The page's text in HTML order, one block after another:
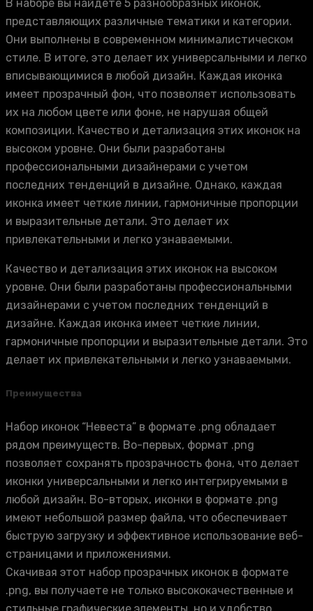
В наборе вы найдете 5 разнообразных иконок,
представляющих различные тематики и категории.
Они выполнены в современном минималистическом
стиле. В итоге, это делает их универсальными и легко
вписывающимися в любой дизайн. Каждая иконка
имеет прозрачный фон, что позволяет использовать
их на любом цвете или фоне, не нарушая общей
композиции. Качество и детализация этих иконок на
высоком уровне. Они были разработаны
профессиональными дизайнерами с учетом
последних тенденций в дизайне. Однако, каждая
иконка имеет четкие линии, гармоничные пропорции
и выразительные детали. Это делает их
привлекательными и легко узнаваемыми.
Качество и детализация этих иконок на высоком
уровне. Они были разработаны профессиональными
дизайнерами с учетом последних тенденций в
дизайне. Каждая иконка имеет четкие линии,
гармоничные пропорции и выразительные детали. Это
делает их привлекательными и легко узнаваемыми.
Преимущества
Набор иконок “Невеста” в формате .png обладает
рядом преимуществ. Во-первых, формат .png
позволяет сохранять прозрачность фона, что делает
иконки универсальными и легко интегрируемыми в
любой дизайн. Во-вторых, иконки в формате .png
имеют небольшой размер файла, что обеспечивает
быструю загрузку и эффективное использование веб-
страницами и приложениями.
Скачивая этот набор прозрачных иконок в формате
.png, вы получаете не только высококачественные и